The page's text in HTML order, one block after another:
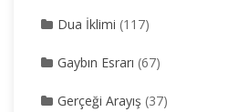
Dua İklimi (117)
Gaybın Esrarı (67)
Gerçeği Arayış (37)